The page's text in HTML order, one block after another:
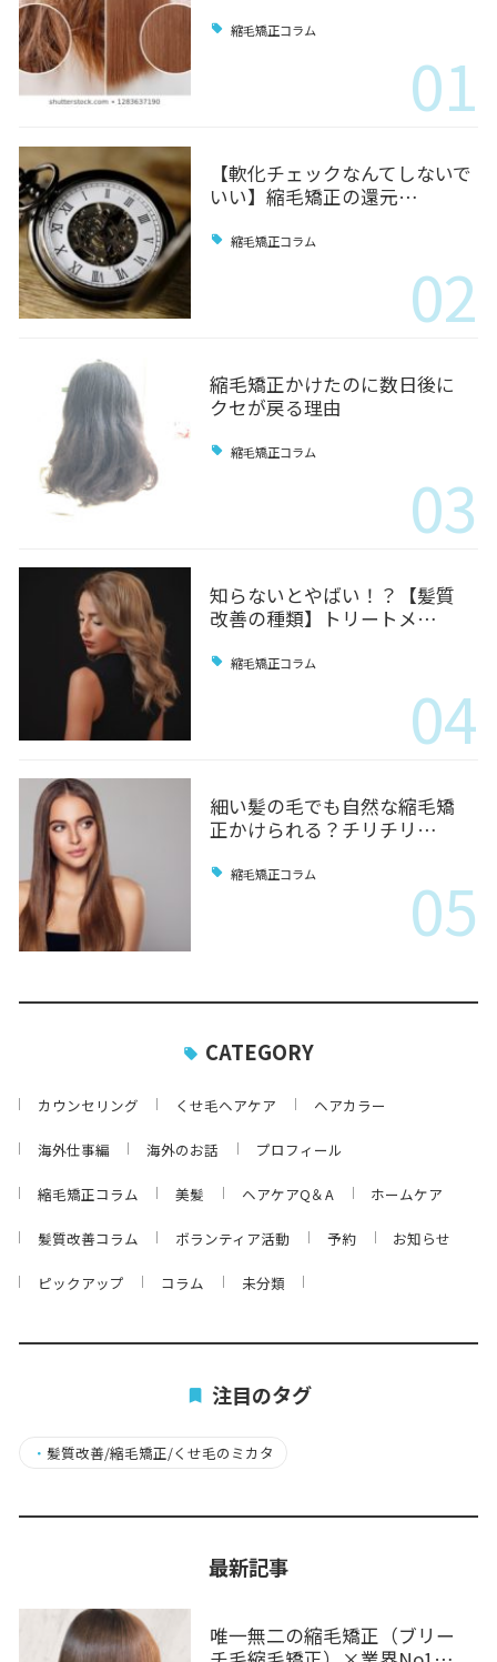
縮毛矯正コラム
01
【軟化チェックなんてしないで
いい】縮毛矯正の還元…
縮毛矯正コラム
02
縮毛矯正かけたのに数日後に
クセが戻る理由
縮毛矯正コラム
03
知らないとやばい！？【髪質
改善の種類】トリートメ…
縮毛矯正コラム
04
細い髪の毛でも自然な縮毛矯
正かけられる？チリチリ…
縮毛矯正コラム 05
CATEGORY
カウンセリング くせ毛ヘアケア ヘアカラー
海外仕事編 海外のお話 プロフィール
縮毛矯正コラム 美髪 ヘアケアQ＆A ホームケア
髪質改善コラム ボランティア活動 予約 お知らせ
ピックアップ コラム 未分類
注目のタグ
・ 髪質改善/縮毛矯正/くせ毛のミカタ
最新記事
唯一無二の縮毛矯正（ブリー